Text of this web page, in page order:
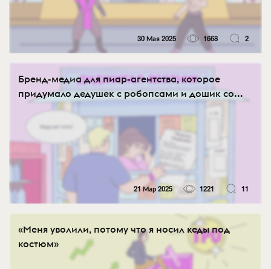
30 Мая 2025 1668 2
Бренд-медиа для пиар-агентства, которое
придумало дедушек с робопсами и дошик со...
21 Мар 2025 1221 11
«Меня уволили, потому что я носил кеды под
костюм»